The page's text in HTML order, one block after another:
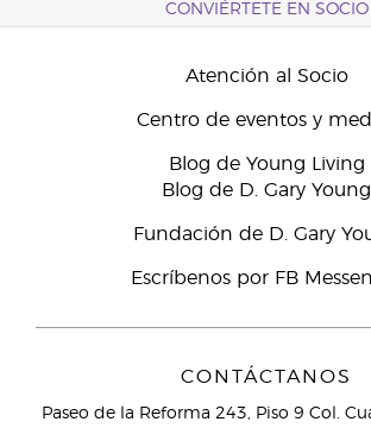
CONVIÉRTETE EN SOCIO
Atención al Socio
Centro de eventos y
Blog de Young Living
Blog de D. Gary Young
Fundación de D. Gary
Escríbenos por FB
CONTÁCTANOS
Paseo de la Reforma 243, Piso 9 Col.